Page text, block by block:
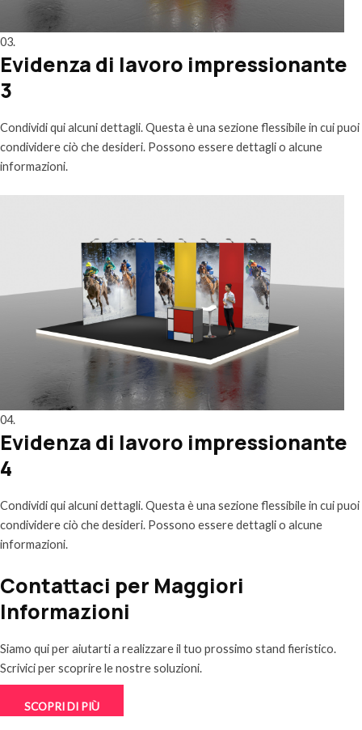
03.
Evidenza di lavoro impressionante
3
Condividi qui alcuni dettagli. Questa è una sezione flessibile in cui puoi
condividere ciò che desideri. Possono essere dettagli o alcune
informazioni.
04.
Evidenza di lavoro impressionante
4
Condividi qui alcuni dettagli. Questa è una sezione flessibile in cui puoi
condividere ciò che desideri. Possono essere dettagli o alcune
informazioni.
Contattaci per Maggiori
Informazioni
Siamo qui per aiutarti a realizzare il tuo prossimo stand fieristico.
Scrivici per scoprire le nostre soluzioni.
SCOPRI DI PIÙ